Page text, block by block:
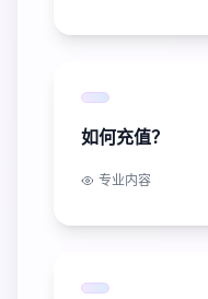
如何充值？
专业内容